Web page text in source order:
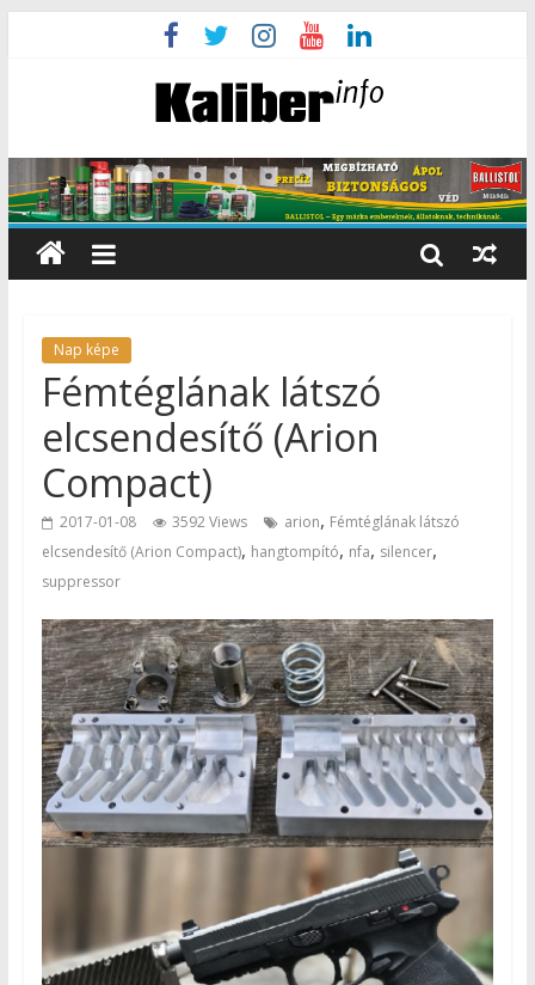
Nap képe
Fémtéglának látszó
elcsendesítő (Arion
Compact)
2017-01-08 3592 Views arion, Fémtéglának látszó
elcsendesítő (Arion Compact), hangtompító, nfa, silencer,
suppressor